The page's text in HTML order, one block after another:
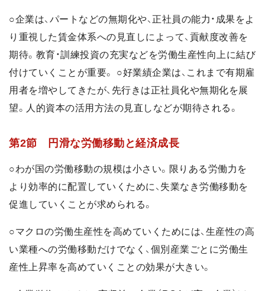
○企業は、パートなどの無期化や、正社員の能力・成果をよ
り重視した賃金体系への見直しによって、貢献度改善を
期待。教育・訓練投資の充実などを労働生産性向上に結び
付けていくことが重要。 ○好業績企業は、これまで有期雇
用者を増やしてきたが、先行きは正社員化や無期化を展
望。人的資本の活用方法の見直しなどが期待される。
第2節 円滑な労働移動と経済成長
○わが国の労働移動の規模は小さい。限りある労働力を
より効率的に配置していくために、失業なき労働移動を
促進していくことが求められる。
○マクロの労働生産性を高めていくためには、生産性の高
い業種への労働移動だけでなく、個別産業ごとに労働生
産性上昇率を高めていくことの効果が大きい。